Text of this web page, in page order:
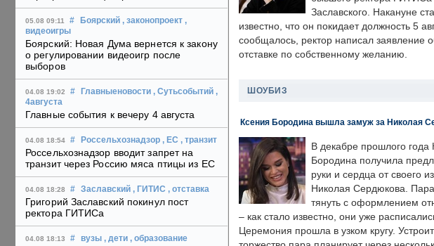
05.08 09:11 # Боярский , законопроект ,
видеоигры
Боярский: Новая Дума вернется к закону
о регулировании видеоигр после
выборов
04.08 19:02 # Главныеновости , Сутьсобытий ,
4августа
Главные события к вечеру 4 августа
04.08 18:54 # Россельхознадзор , ЕС , транзит
Россельхознадзор вводит запрет на
транзит через Россию мяса птицы из ЕС
04.08 18:28 # Заславский , ГИТИС , отставка
Григорий Заславский покинул пост
ректора ГИТИСа
04.08 18:13 # вузы , дети , образование
Заславского. Накануне
известно, что он покидает должность 5
сообщалось, ректор написал заявление
отставке по собственному желанию.
ШОУБИЗ
Ксения Бородина вышла замуж за Николая
В декабре прошлого года
Бородина получила
руки и сердца от своего
Николая Сердюкова.
тянуть с оформлением
– как стало известно, они уже
Церемония прошла в узком кругу.